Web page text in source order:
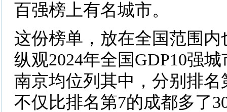
百强榜上有名城市。
这份榜单，放在全国范围内
纵观2024年全国GDP10强
南京均位列其中，分别排名
不仅比排名第7的成都多了